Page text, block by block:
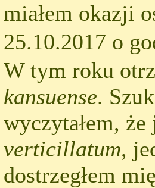
miałem okazji
25.10.2017 o
W tym roku
kansuense.
wyczytałem,
verticillatum,
dostrzegłem